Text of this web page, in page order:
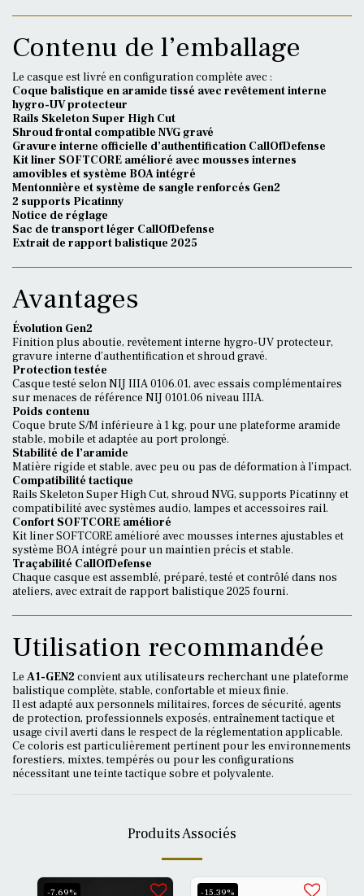
Contenu de l’emballage
Le casque est livré en configuration complète avec :
Coque balistique en aramide tissé avec revêtement interne
hygro-UV protecteur
Rails Skeleton Super High Cut
Shroud frontal compatible NVG gravé
Gravure interne officielle d’authentification CallOfDefense
Kit liner SOFTCORE amélioré avec mousses internes
amovibles et système BOA intégré
Mentonnière et système de sangle renforcés Gen2
2 supports Picatinny
Notice de réglage
Sac de transport léger CallOfDefense
Extrait de rapport balistique 2025
Avantages
Évolution Gen2
Finition plus aboutie, revêtement interne hygro-UV protecteur,
gravure interne d’authentification et shroud gravé.
Protection testée
Casque testé selon NIJ IIIA 0106.01, avec essais complémentaires
sur menaces de référence NIJ 0101.06 niveau IIIA.
Poids contenu
Coque brute S/M inférieure à 1 kg, pour une plateforme aramide
stable, mobile et adaptée au port prolongé.
Stabilité de l’aramide
Matière rigide et stable, avec peu ou pas de déformation à l’impact.
Compatibilité tactique
Rails Skeleton Super High Cut, shroud NVG, supports Picatinny et
compatibilité avec systèmes audio, lampes et accessoires rail.
Confort SOFTCORE amélioré
Kit liner SOFTCORE amélioré avec mousses internes ajustables et
système BOA intégré pour un maintien précis et stable.
Traçabilité CallOfDefense
Chaque casque est assemblé, préparé, testé et contrôlé dans nos
ateliers, avec extrait de rapport balistique 2025 fourni.
Utilisation recommandée
Le A1-GEN2 convient aux utilisateurs recherchant une plateforme
balistique complète, stable, confortable et mieux finie.
Il est adapté aux personnels militaires, forces de sécurité, agents
de protection, professionnels exposés, entraînement tactique et
usage civil averti dans le respect de la réglementation applicable.
Ce coloris est particulièrement pertinent pour les environnements
forestiers, mixtes, tempérés ou pour les configurations
nécessitant une teinte tactique sobre et polyvalente.
Produits Associés
-7.69% -15.39%